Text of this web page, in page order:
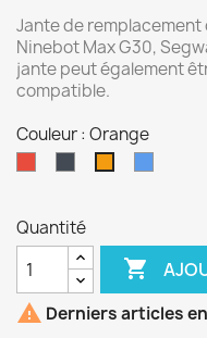
Jante de
Ninebot Max G30,
jante peut également
compatible.
Couleur : Orange
Quantité

 Derniers articles